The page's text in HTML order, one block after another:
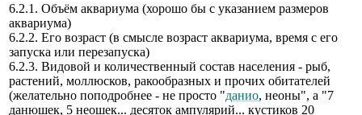
6.2.1. Объём аквариума (хорошо бы с указанием размеров
аквариума)
6.2.2. Его возраст (в смысле возраст аквариума, время с его
запуска или перезапуска)
6.2.3. Видовой и количественный состав населения - рыб,
растений, моллюсков, ракообразных и прочих обитателей
(желательно поподробнее - не просто "данио, неоны", а "7
данюшек, 5 неошек... десяток ампулярий... кустиков 20